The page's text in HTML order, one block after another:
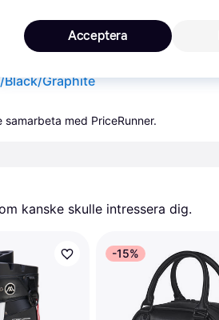
Black/Graphite
med PriceRunner.
kanske skulle intressera dig.
-15%
Acceptera